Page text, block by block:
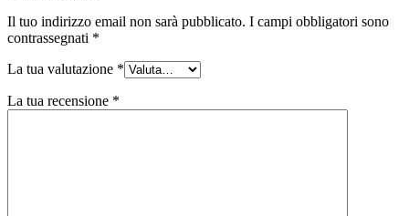
Il tuo indirizzo email non sarà pubblicato. I campi obbligatori sono
contrassegnati *
La tua valutazione *
La tua recensione *